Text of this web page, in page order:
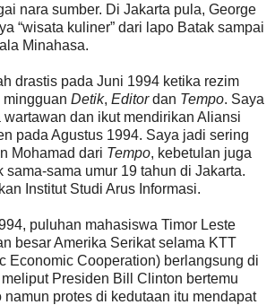
nara sumber. Di Jakarta pula, George
“wisata kuliner” dari lapo Batak sampai
Minahasa.
drastis pada Juni 1994 ketika rezim
mingguan Detik, Editordan Tempo. Saya
wartawan dan ikut mendirikan Aliansi
pada Agustus 1994. Saya jadi sering
Mohamad dari Tempo, kebetulan juga
sama-sama umur 19 tahun di Jakarta.
Institut Studi Arus Informasi.
puluhan mahasiswa Timor Leste
besar Amerika Serikat selama KTT
Economic Cooperation) berlangsung di
Presiden Bill Clinton bertemu
namun protes di kedutaan itu mendapat